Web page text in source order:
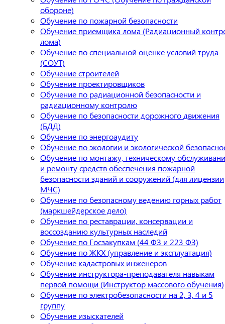
обороне)
Обучение по пожарной безопасности
Обучение приемщика лома (Радиационный
лома)
Обучение по специальной оценке условий труда
(СОУТ)
Обучение строителей
Обучение проектировщиков
Обучение по радиационной безопасности и
радиационному контролю
Обучение по безопасности дорожного движения
(БДД)
Обучение по энергоаудиту
Обучение по экологии и экологической
Обучение по монтажу, техническому
и ремонту средств обеспечения пожарной
безопасности зданий и сооружений (для лицензии
МЧС)
Обучение по безопасному ведению горных работ
(маркшейдерское дело)
Обучение по реставрации, консервации и
воссозданию культурных наследий
Обучение по Госзакупкам (44 ФЗ и 223 ФЗ)
Обучение по ЖКХ (управление и эксплуатация)
Обучение кадастровых инженеров
Обучение инструктора-преподавателя навыкам
первой помощи (Инструктор массового обучения)
Обучение по электробезопасности на 2, 3, 4 и 5
группу
Обучение изыскателей